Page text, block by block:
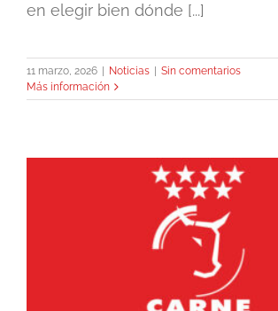
en elegir bien dónde [...]
11 marzo, 2026 Noticias
Sin comentarios
Más información